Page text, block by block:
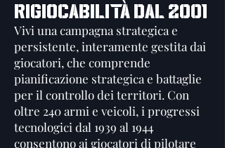
RIGIOCABILITÀ DAL 2001
Vivi una campagna strategica e
persistente, interamente gestita dai
giocatori, che comprende
pianificazione strategica e battaglie
per il controllo dei territori. Con
oltre 240 armi e veicoli, i progressi
tecnologici dal 1939 al 1944
consentono ai giocatori di pilotare